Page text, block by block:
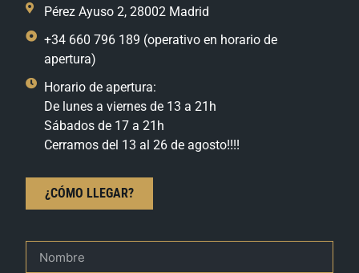
Pérez Ayuso 2, 28002 Madrid
+34 660 796 189 (operativo en horario de
apertura)
Horario de apertura:
De lunes a viernes de 13 a 21h
Sábados de 17 a 21h
Cerramos del 13 al 26 de agosto!!!!
¿CÓMO LLEGAR?